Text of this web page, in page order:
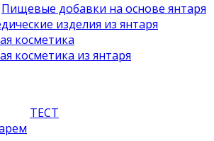
Пищевые добавки на основе янтаря
изделия из янтаря
косметика
косметика из янтаря
ТЕСТ